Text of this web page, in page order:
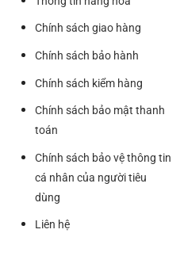
Chính sách giao hàng
Chính sách bảo hành
Chính sách kiểm hàng
Chính sách bảo mật thanh
toán
Chính sách bảo vệ thông tin
cá nhân của người tiêu
dùng
Liên hệ